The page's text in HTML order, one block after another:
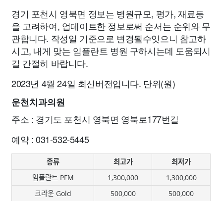
경기 포천시 영북면 정보는 병원규모, 평가, 재료등
을 고려하여, 업데이트한 정보로써 순서는 순위와 무
관합니다. 작성일 기준으로 변경될수잇으니 참고하
시고, 내게 맞는 임플란트 병원 구하시는데 도움되시
길 간절히 바랍니다.
2023년 4월 24일 최신버전입니다. 단위(원)
운천치과의원
주소 : 경기도 포천시 영북면 영북로177번길
예약 : 031-532-5445
종류 최고가
최저가
임플란트 PFM
1,300,000
1,300,000
크라운 Gold
500,000
500,000